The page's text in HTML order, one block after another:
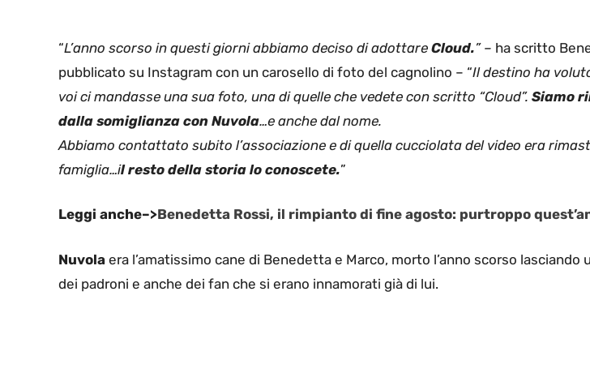
“L’anno scorso in questi giorni abbiamo deciso di adottare Cloud.” – ha scritto
pubblicato su Instagram con un carosello di foto del cagnolino – “Il destino ha
voi ci mandasse una sua foto, una di quelle che vedete con scritto “Cloud”. Siamo
dalla somiglianza con Nuvola…e anche dal nome.
Abbiamo contattato subito l’associazione e di quella cucciolata del video era
famiglia…il resto della storia lo conoscete.”
Leggi anche–>Benedetta Rossi, il rimpianto di fine agosto: purtroppo
Nuvola era l’amatissimo cane di Benedetta e Marco, morto l’anno scorso lasciando
dei padroni e anche dei fan che si erano innamorati già di lui.